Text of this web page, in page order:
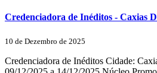
Credenciadora de Inéditos - Caxias
10 de Dezembro de 2025
Credenciadora de Inéditos Cidade: